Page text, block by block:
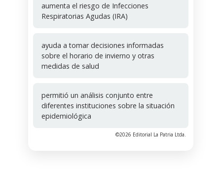
aumenta el riesgo de Infecciones
Respiratorias Agudas (IRA)
ayuda a tomar decisiones informadas
sobre el horario de invierno y otras
medidas de salud
permitió un análisis conjunto entre
diferentes instituciones sobre la situación
epidemiológica
©2026 Editorial La Patria Ltda.